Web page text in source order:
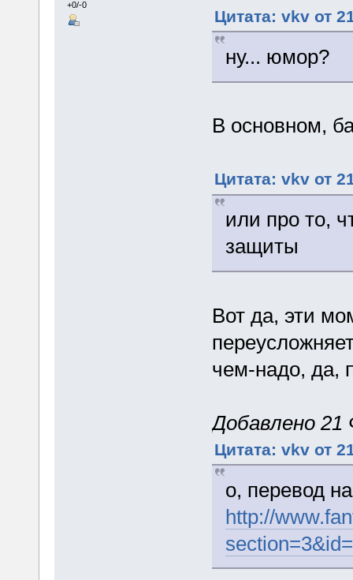
+0/-0
Цитата: vkv от
ну... юмор?
В основном,
Цитата: vkv от
или про то,
защиты
Вот да, эти
чем-надо, да,
Добавлено 21
Цитата: vkv от
о, перевод
http://